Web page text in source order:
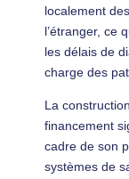
localement
l’étranger, ce
les délais de
charge des
La
financement
cadre de son
systèmes de